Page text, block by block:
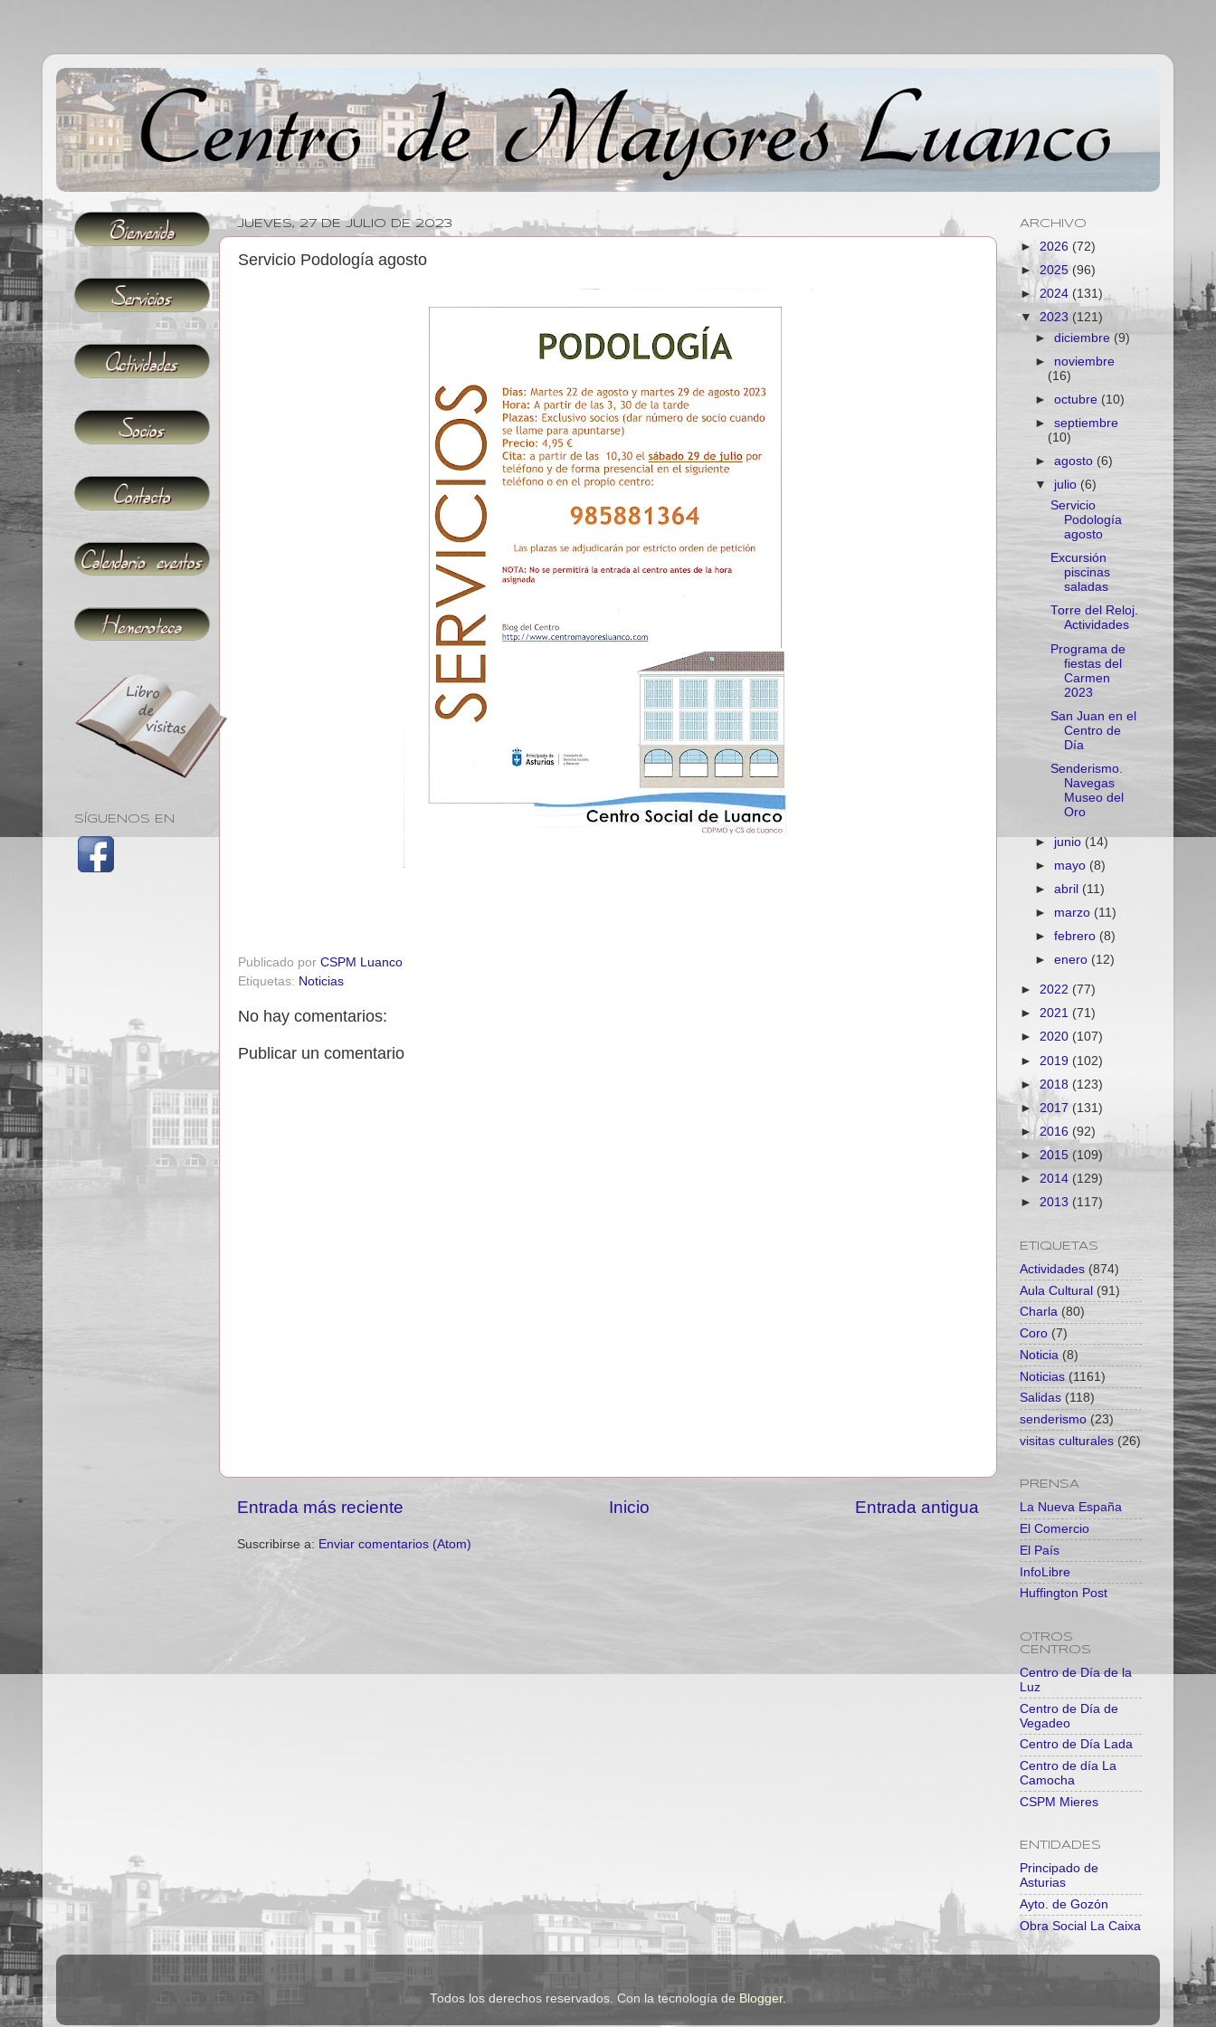
JUEVES, 27 DE JULIO DE 2023
Servicio Podología agosto
Publicado por CSPM Luanco
Etiquetas: Noticias
No hay comentarios:
Publicar un comentario
Entrada más reciente Entrada antigua
Inicio
Suscribirse a: Enviar comentarios (Atom)
SÍGUENOS EN
ARCHIVO
► 2026 (72)
► 2025 (96)
► 2024 (131)
▼ 2023 (121)
►diciembre (9)
► noviembre
(16)
►octubre (10)
►septiembre
(10)
►agosto (6)
▼ julio (6)
Servicio
Podología
agosto
Excursión
piscinas
saladas
Torre del Reloj.
Actividades
Programa de
fiestas del
Carmen
2023
San Juan en el
Centro de
Día
Senderismo.
Navegas
Museo del
Oro
►junio(14)
► mayo (8)
►abril (11)
► marzo (11)
►febrero (8)
►enero (12)
► 2022 (77)
► 2021 (71)
► 2020 (107)
► 2019 (102)
► 2018 (123)
► 2017 (131)
► 2016 (92)
► 2015 (109)
► 2014 (129)
► 2013 (117)
ETIQUETAS
Actividades (874)
Aula Cultural (91)
Charla (80)
Coro (7)
Noticia (8)
Noticias (1161)
Salidas (118)
senderismo (23)
visitas culturales (26)
PRENSA
La Nueva España
El Comercio
El País
InfoLibre
Huffington Post
OTROS
CENTROS
Centro de Día de la
Luz
Centro de Día de
Vegadeo
Centro de Día Lada
Centro de día La
Camocha
CSPM Mieres
ENTIDADES
Principado de
Asturias
Ayto. de Gozón
Obra Social La Caixa
Todos los derechos reservados. Con la tecnología de Blogger.